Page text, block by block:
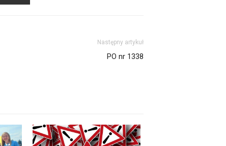
Następny artykuł
PO nr 1338